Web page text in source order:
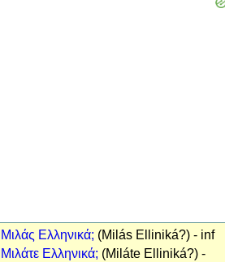
Μιλάς Ελληνικά; (Milás Elliniká?) - inf
Μιλάτε Ελληνικά; (Miláte Elliniká?) -